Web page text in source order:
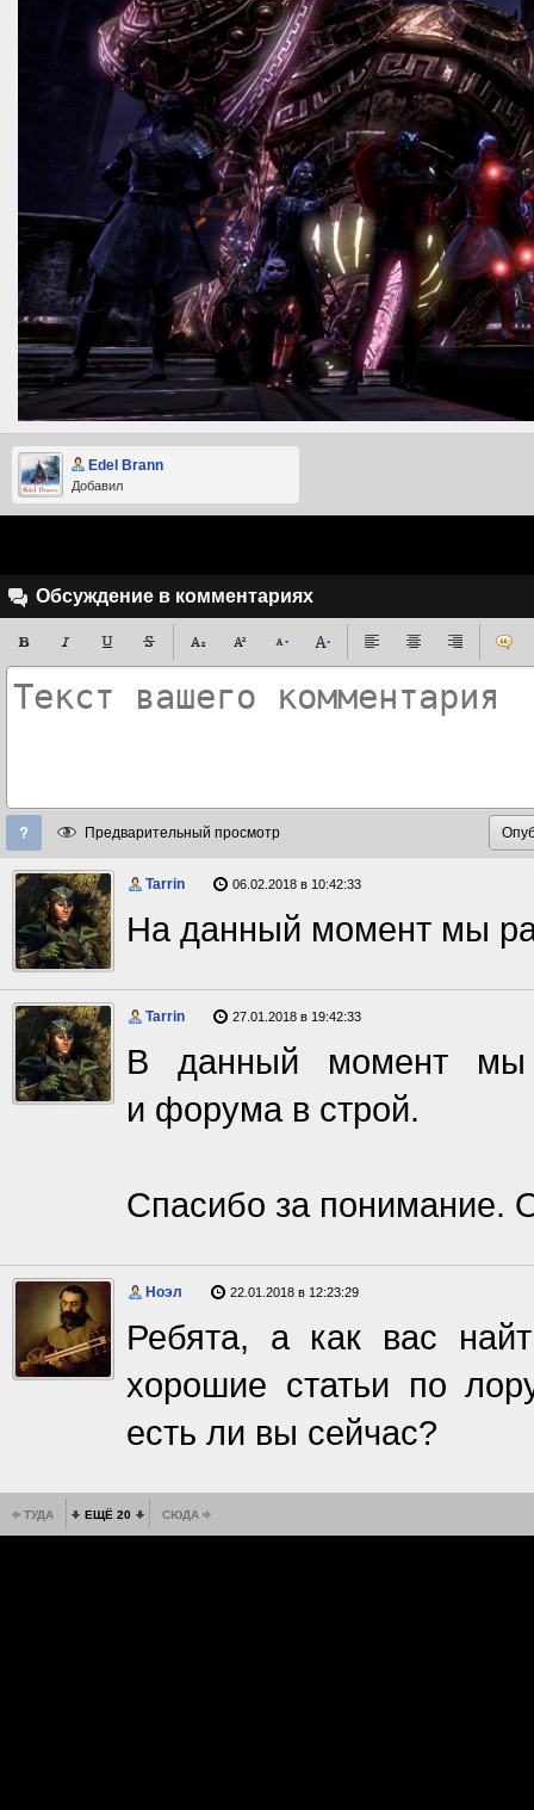
Edel Brann
Добавил
Обсуждение в комментариях
Предварительный просмотр
Tarrin 06.02.2018 в 10:42:33
На данный момент мы
Tarrin 27.01.2018 в 19:42:33
В данный момент мы
и форума в строй.
Спасибо за понимание.
Ноэл 22.01.2018 в 12:23:29
Ребята, а как вас
хорошие статьи по
есть ли вы сейчас?
ТУДА ЕЩЁ 20 СЮДА